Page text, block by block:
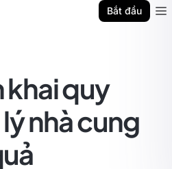
Bắt đầu
khai quy
nhà cung